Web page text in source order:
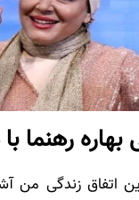
بهاره رهنما
اتفاق زندگی من